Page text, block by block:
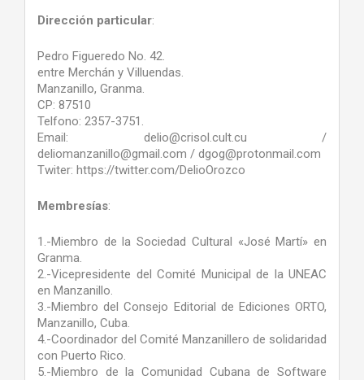
Dirección particular:
Pedro Figueredo No. 42.
entre Merchán y Villuendas.
Manzanillo, Granma.
CP: 87510
Telfono: 2357-3751.
Email: delio@crisol.cult.cu /
deliomanzanillo@gmail.com / dgog@protonmail.com
Twiter: https://twitter.com/DelioOrozco
Membresías:
1.-Miembro de la Sociedad Cultural «José Martí» en
Granma.
2.-Vicepresidente del Comité Municipal de la UNEAC
en Manzanillo.
3.-Miembro del Consejo Editorial de Ediciones ORTO,
Manzanillo, Cuba.
4.-Coordinador del Comité Manzanillero de solidaridad
con Puerto Rico.
5.-Miembro de la Comunidad Cubana de Software